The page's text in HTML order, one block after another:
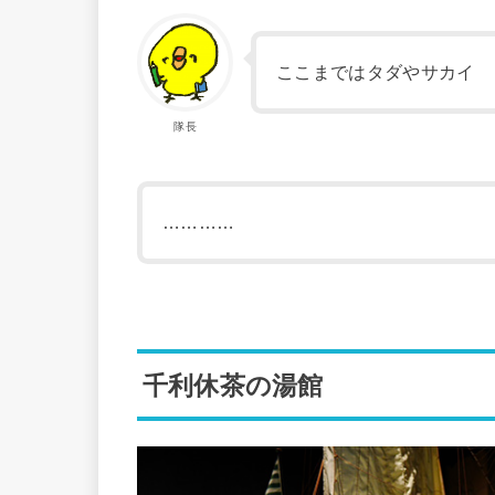
隊長
ここまではタダやサカイ
…………
千利休茶の湯館